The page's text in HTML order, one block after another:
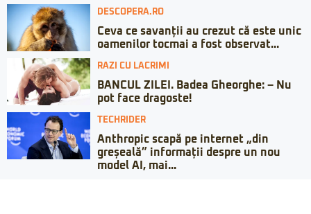
DESCOPERA.RO
Ceva ce savanții au crezut că este unic
oamenilor tocmai a fost observat...
RAZI CU LACRIMI
BANCUL ZILEI. Badea Gheorghe: – Nu
pot face dragoste!
TECHRIDER
Anthropic scapă pe internet „din
greșeală” informații despre un nou
model AI, mai...